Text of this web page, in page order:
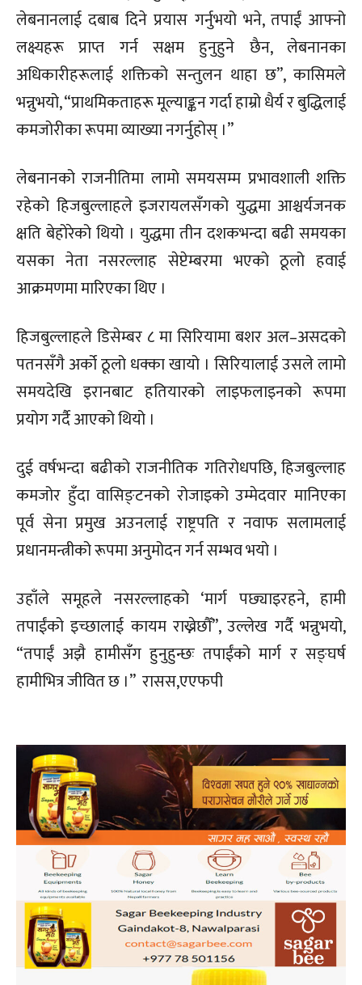
लेबनानलाई दबाब दिने प्रयास गर्नुभयो भने, तपाईं आफ्नो
लक्ष्यहरू प्राप्त गर्न सक्षम हुनुहुने छैन, लेबनानका
अधिकारीहरूलाई शक्तिको सन्तुलन थाहा छ”, कासिमले
भन्नुभयो, “प्राथमिकताहरू मूल्याङ्कन गर्दा हाम्रो धैर्य र बुद्धिलाई
कमजोरीका रूपमा व्याख्या नगर्नुहोस् ।”
लेबनानको राजनीतिमा लामो समयसम्म प्रभावशाली शक्ति
रहेको हिजबुल्लाहले इजरायलसँगको युद्धमा आश्चर्यजनक
क्षति बेहोरेको थियो । युद्धमा तीन दशकभन्दा बढी समयका
यसका नेता नसरल्लाह सेप्टेम्बरमा भएको ठूलो हवाई
आक्रमणमा मारिएका थिए ।
हिजबुल्लाहले डिसेम्बर ८ मा सिरियामा बशर अल–असदको
पतनसँगै अर्को ठूलो धक्का खायो । सिरियालाई उसले लामो
समयदेखि इरानबाट हतियारको लाइफलाइनको रूपमा
प्रयोग गर्दै आएको थियो ।
दुई वर्षभन्दा बढीको राजनीतिक गतिरोधपछि, हिजबुल्लाह
कमजोर हुँदा वासिङ्टनको रोजाइको उम्मेदवार मानिएका
पूर्व सेना प्रमुख अउनलाई राष्ट्रपति र नवाफ सलामलाई
प्रधानमन्त्रीको रूपमा अनुमोदन गर्न सम्भव भयो ।
उहाँले समूहले नसरल्लाहको ‘मार्ग पछ्याइरहने, हामी
तपाईंको इच्छालाई कायम राख्नेछौँ”, उल्लेख गर्दै भन्नुभयो,
“तपाईं अझै हामीसँग हुनुहुन्छः तपाईंको मार्ग र सङ्घर्ष
हामीभित्र जीवित छ ।” रासस,एएफपी